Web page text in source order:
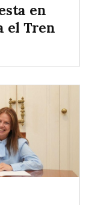
en
el Tren